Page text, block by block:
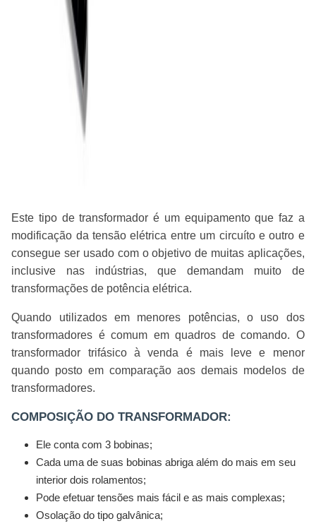
Este tipo de transformador é um equipamento que faz a
modificação da tensão elétrica entre um circuíto e outro e
consegue ser usado com o objetivo de muitas aplicações,
inclusive nas indústrias, que demandam muito de
transformações de potência elétrica.
Quando utilizados em menores potências, o uso dos
transformadores é comum em quadros de comando. O
transformador trifásico à venda é mais leve e menor
quando posto em comparação aos demais modelos de
transformadores.
COMPOSIÇÃO DO TRANSFORMADOR:
Ele conta com 3 bobinas;
Cada uma de suas bobinas abriga além do mais em seu
interior dois rolamentos;
Pode efetuar tensões mais fácil e as mais complexas;
Osolação do tipo galvânica;